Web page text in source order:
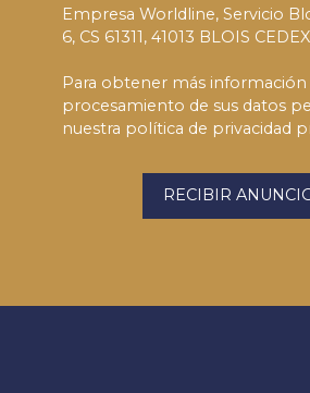
Empresa Worldline, Servicio
6, CS 61311, 41013 BLOIS
Para obtener más
procesamiento de sus datos
nuestra política de privacidad
RECIBIR